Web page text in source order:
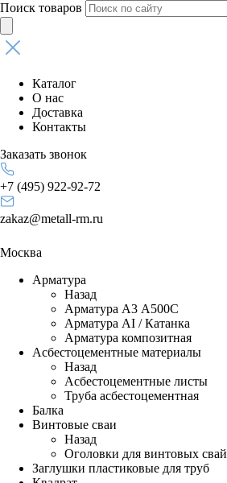
Поиск товаров
Каталог
О нас
Доставка
Контакты
Заказать звонок
+7 (495) 922-92-72
zakaz@metall-rm.ru
Москва
Арматура
Назад
Арматура А3 А500С
Арматура АI / Катанка
Арматура композитная
Асбестоцементные материалы
Назад
Асбестоцементные листы
Труба асбестоцементная
Балка
Винтовые сваи
Назад
Оголовки для винтовых свай
Заглушки пластиковые для труб